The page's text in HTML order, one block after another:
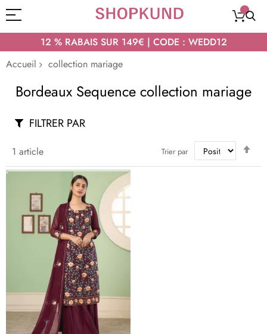
12 % RABAIS SUR 149€ | CODE : WEDD12
Accueil
collection mariage
Bordeaux Sequence collection mariage
1 article Trier par
FILTRER PAR